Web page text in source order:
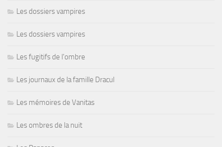
Les dossiers vampires
Les dossiers vampires
Les fugitifs de l'ombre
Les journaux de la famille Dracul
Les mémoires de Vanitas
Les ombres de la nuit